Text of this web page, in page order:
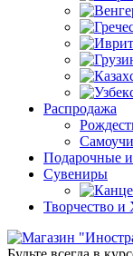
Распродажа
Подарочные
Сувениры
Творчество и